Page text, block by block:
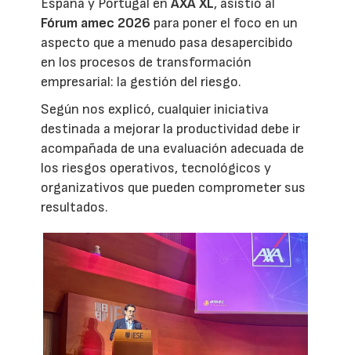
España y Portugal enAXA XL, asistió al
Fórum amec 2026 para poner el foco en un
aspecto que a menudo pasa desapercibido
en los procesos de transformación
empresarial: la gestión del riesgo.
Según nos explicó, cualquier iniciativa
destinada a mejorar la productividad debe ir
acompañada de una evaluación adecuada de
los riesgos operativos, tecnológicos y
organizativos que pueden comprometer sus
resultados.